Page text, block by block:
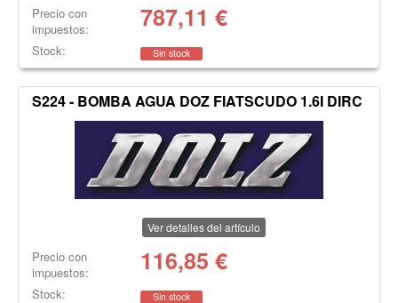
Precio con
impuestos:
787,11 €
Stock: Sin stock
S224 - BOMBA AGUA DOZ FIATSCUDO 1.6I DIRC
Ver detalles del artículo
Precio con
impuestos:
116,85 €
Stock: Sin stock